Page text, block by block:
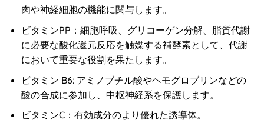
肉や神経細胞の機能に関与します。
ビタミンPP：細胞呼吸、グリコーゲン分解、脂質代謝
に必要な酸化還元反応を触媒する補酵素として、代謝
において重要な役割を果たします。
ビタミン B6: アミノブチル酸やヘモグロブリンなどの
酸の合成に参加し、中枢神経系を保護します。
ビタミンC：有効成分のより優れた誘導体。